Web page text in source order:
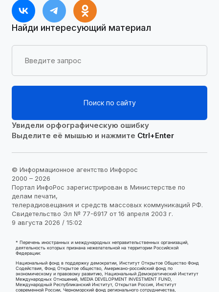
Найди интересующий материал
Поиск по сайту
Увидели орфографическую ошибку
Выделите её мышью и нажмите Ctrl+Enter
© Информационное агентство Инфорос
2000 – 2026
Портал ИнфоРос зарегистрирован в Министерстве по
делам печати,
телерадиовещания и средств массовых коммуникаций РФ.
Свидетельство Эл № 77-6917 от 16 апреля 2003 г.
9 августа 2026 / 15:02